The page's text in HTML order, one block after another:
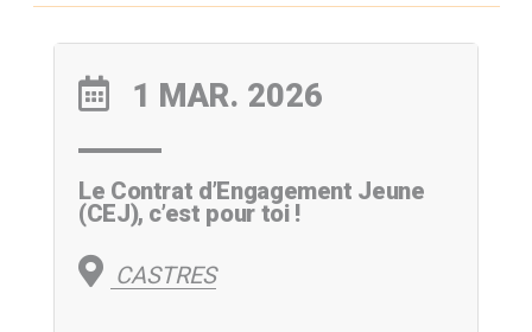
1 MAR. 2026
Le Contrat d’Engagement Jeune
(CEJ), c’est pour toi !
CASTRES